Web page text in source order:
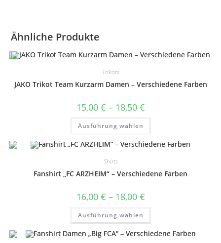
Ähnliche Produkte
Trikots
JAKO Trikot Team Kurzarm Damen – Verschiedene Farben
15,00 € – 18,50 €Preisspanne:
15,00 €
bis
Ausführung wählen
Dieses
weist
mehrere
Varianten
Optionen
können
werden
Shirts
Fanshirt „FC ARZHEIM“ – Verschiedene Farben
16,00 € – 18,00 €Preisspanne:
16,00 €
bis
Ausführung wählen
Dieses
weist
mehrere
Varianten